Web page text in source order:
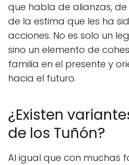
que habla de alianzas,
de la estima que les ha
acciones. No es solo un
sino un elemento de
familia en el presente y
hacia el futuro.
¿Existen
de los Tuñón?
Al igual que con muchas